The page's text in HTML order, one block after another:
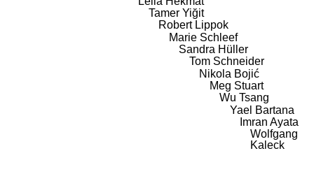
Tamer Yiğit
Robert Lippok
Marie Schleef
Sandra Hüller
Tom Schneider
Nikola Bojić
Meg Stuart
Wu Tsang
Yael Bartana
Imran Ayata
Wolfgang
Kaleck